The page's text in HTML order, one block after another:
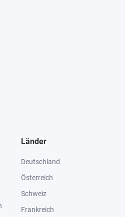
Länder
Deutschland
Österreich
Schweiz
Frankreich